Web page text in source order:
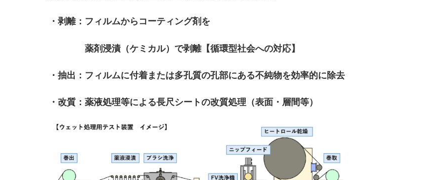
・剥離：フィルムからコーティング剤を
薬剤浸漬（ケミカル） で剥離【循環型社会への対応】
・抽出：フィルムに付着または多孔質の孔部にある不純物を効率的に除去
・改質：薬液処理等による長尺シートの改質処理（表面・層間等）